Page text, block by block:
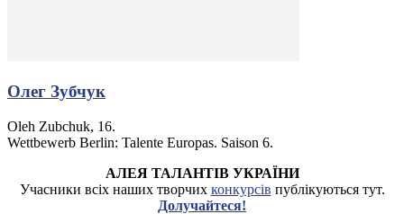
Олег Зубчук
Oleh Zubchuk, 16.
Wettbewerb Berlin: Talente Europas. Saison 6.
АЛЕЯ ТАЛАНТІВ УКРАЇНИ
Учасники всіх наших творчих конкурсів публікуються тут.
Долучайтеся!